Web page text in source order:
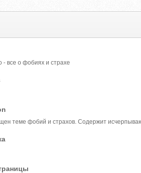
все о фобиях и страхе
теме фобий и страхов. Содержит